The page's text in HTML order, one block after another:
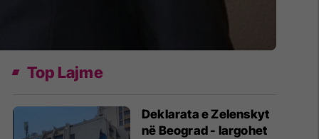
Top Lajme
Deklarata e Zelenskyt
në Beograd - largohet